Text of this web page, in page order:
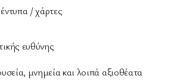
/ χάρτες
ευθύνης
μνημεία και λοιπά αξιοθέατα